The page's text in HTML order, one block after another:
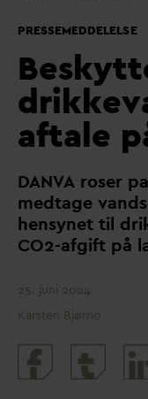
PRESSEMEDDELELSE
aftale
DANVA roser
medtage v
hensynet til
CO2-afgift på
25. juni 2024
Karsten Bjørno